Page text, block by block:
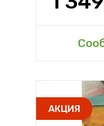
АКЦИЯ